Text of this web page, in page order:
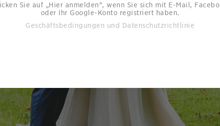
Sie auf „Hier anmelden”, wenn Sie sich mit E-Mail,
oder Ihr Google-Konto registriert haben.
Geschäftsbedingungen und Datenschutzrichtlinie